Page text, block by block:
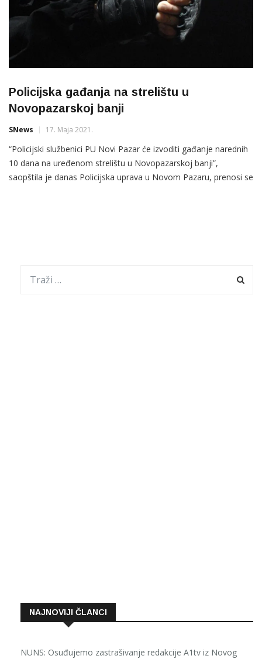
Policijska gađanja na strelištu u
Novopazarskoj banji
SNews 17. Maja 2021.
“Policijski službenici PU Novi Pazar će izvoditi gađanje narednih
10 dana na uređenom strelištu u Novopazarskoj banji”,
saopštila je danas Policijska uprava u Novom Pazaru, prenosi se
NAJNOVIJI ČLANCI
NUNS: Osuđujemo zastrašivanje redakcije A1tv iz Novog